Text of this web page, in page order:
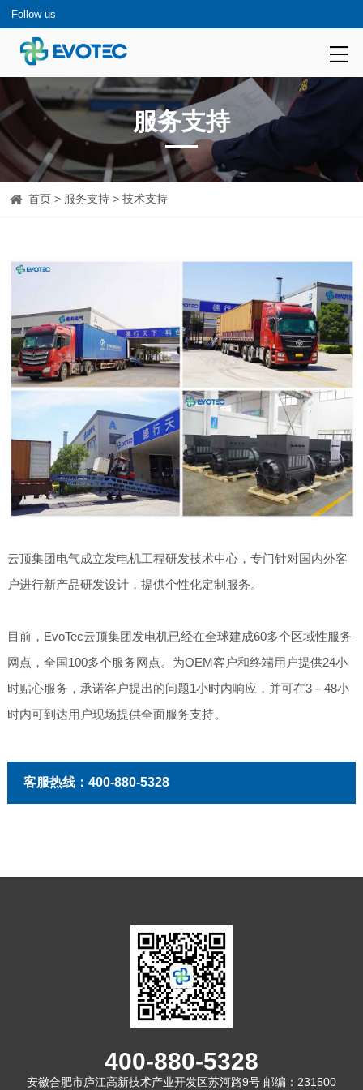
Follow us
服务支持
首页 > 服务支持 > 技术支持
云顶集团电气成立发电机工程研发技术中心，专门针对国内外客
户进行新产品研发设计，提供个性化定制服务。
目前，EvoTec云顶集团发电机已经在全球建成60多个区域性服务
网点，全国100多个服务网点。为OEM客户和终端用户提供24小
时贴心服务，承诺客户提出的问题1小时内响应，并可在3－48小
时内可到达用户现场提供全面服务支持。
客服热线：400-880-5328
400-880-5328
安徽合肥市庐江高新技术产业开发区苏河路9号 邮编：231500